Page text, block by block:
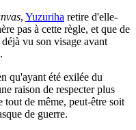
, Yuzuriha retire d'elle-
pas à cette règle, et que de
vu son visage avant
qu'ayant été exilée du
raison de respecter plus
de même, peut-être soit
de guerre.